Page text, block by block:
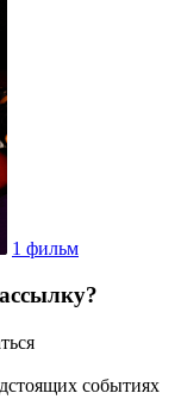
1 фильм
событиях